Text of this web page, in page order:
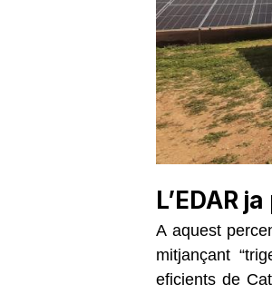
L’EDAR
A aquest
mitjançant
eficients de